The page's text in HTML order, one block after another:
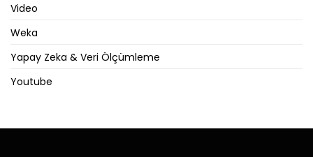
Video
Weka
Yapay Zeka & Veri Ölçümleme
Youtube